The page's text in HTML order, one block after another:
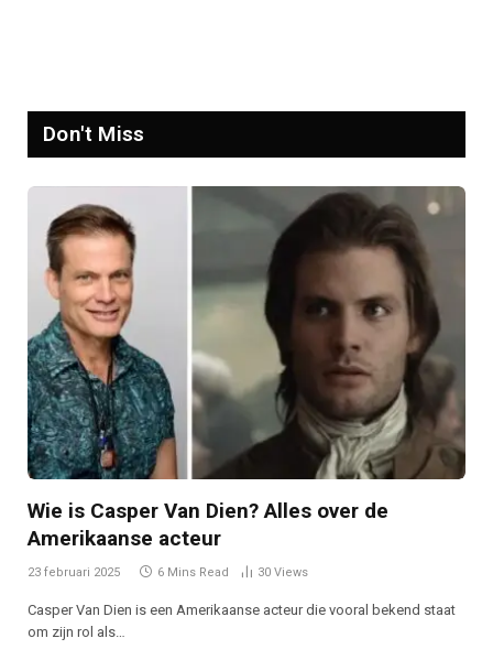
Don't Miss
Wie is Casper Van Dien? Alles over de
Amerikaanse acteur
23 februari 2025 6 Mins Read 30 Views
Casper Van Dien is een Amerikaanse acteur die vooral bekend staat
om zijn rol als…